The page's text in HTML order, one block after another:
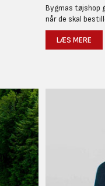
Bygmas tøjshop
når de skal
LÆS MERE